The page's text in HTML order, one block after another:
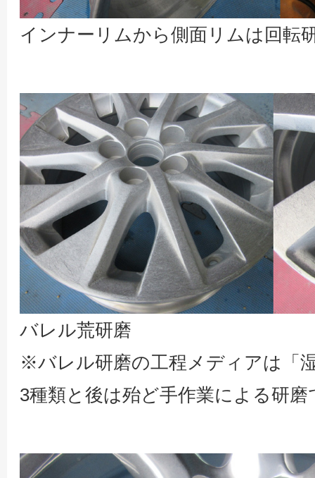
インナーリムから側面リムは回転
バレル荒研磨
※バレル研磨の工程メディアは「
3種類と後は殆ど手作業による研磨